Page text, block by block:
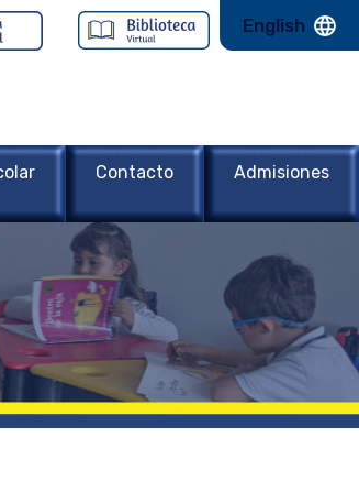
English
Contacto Admisiones